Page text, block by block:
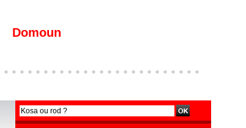
Domoun